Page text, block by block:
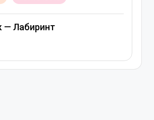
Ани Лорак – Материк